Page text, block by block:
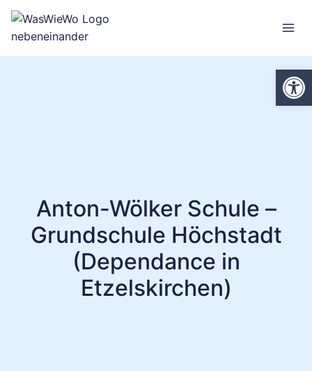
Zum
Inhalt
springen
Anton-Wölker Schule –
Grundschule Höchstadt
(Dependance in
Etzelskirchen)